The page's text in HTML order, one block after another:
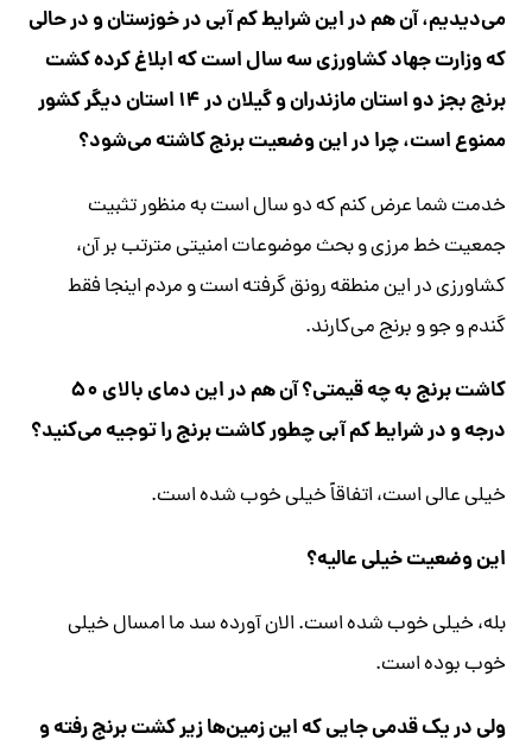
می‌دیدیم، آن هم در این شرایط کم آبی در خوزستان و در حالی
که وزارت جهاد کشاورزی سه سال است که ابلاغ کرده کشت
برنج بجز دو استان مازندران و گیلان در ۱۴ استان دیگر کشور
ممنوع است، چرا در این وضعیت برنج کاشته می‌شود؟
خدمت شما عرض کنم که دو سال است به منظور تثبیت
جمعیت خط مرزی و بحث موضوعات امنیتی مترتب بر آن،
کشاورزی در این منطقه رونق گرفته است و مردم اینجا فقط
گندم و جو و برنج می‌کارند.
کاشت برنج به چه قیمتی؟ آن هم در این دمای بالای ۵۰
درجه و در شرایط کم آبی چطور کاشت برنج را توجیه می‌کنید؟
خیلی عالی است، اتفاقاً خیلی خوب شده است.
این وضعیت خیلی عالیه؟
بله، خیلی خوب شده است. الان آورده سد ما امسال خیلی
خوب بوده است.
ولی در یک قدمی جایی که این زمین‌ها زیر کشت برنج رفته و